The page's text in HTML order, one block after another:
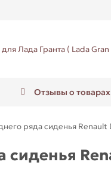
Отзывы о товарах
ряда сиденья Renault